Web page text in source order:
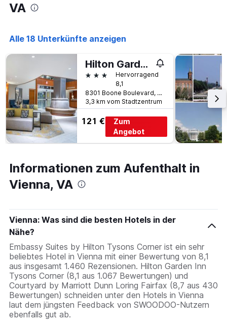
VA
Alle 18 Unterkünfte anzeigen
Hilton Garden Inn Tysons Corner
3 SterneHervorragend
8,1
8301 Boone Boulevard, Vienna, VA, USA
3,3 km vom Stadtzentrum
121 €
Zum
Angebot
Informationen zum Aufenthalt in
Vienna, VA
Vienna: Was sind die besten Hotels in der
Nähe?
Embassy Suites by Hilton Tysons Corner ist ein sehr
beliebtes Hotel in Vienna mit einer Bewertung von 8,1
aus insgesamt 1.460 Rezensionen. Hilton Garden Inn
Tysons Corner (8,1 aus 1.067 Bewertungen) und
Courtyard by Marriott Dunn Loring Fairfax (8,7 aus 430
Bewertungen) schneiden unter den Hotels in Vienna
laut dem jüngsten Feedback von SWOODOO-Nutzern
ebenfalls gut ab.